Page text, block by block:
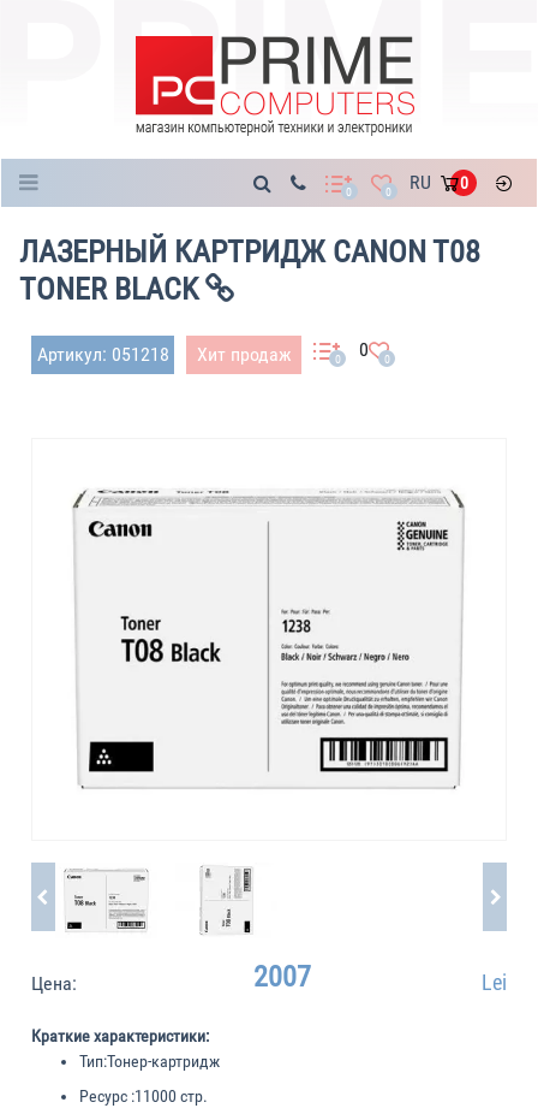
0 0 RU 0
ЛАЗЕРНЫЙ КАРТРИДЖ CANON T08
TONER BLACK
Артикул: 051218 Хит продаж 0 0 0
Цена: 2007 Lei
Краткие характеристики:
Тип:Тонер-картридж
Ресурс :11000 стр.